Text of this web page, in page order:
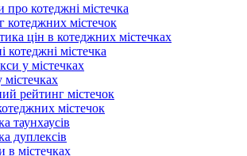
про котеджні містечка
котеджних містечок
цін в котеджних містечках
котеджні містечка
у містечках
містечках
рейтинг містечок
містечок
таунхаусів
дуплексів
в містечках